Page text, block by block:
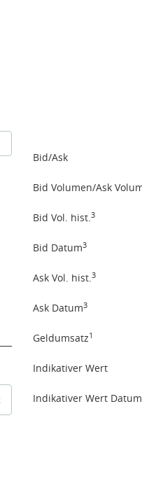
Bid/Ask
Bid Volumen/Ask
Bid Vol. hist.3
Bid Datum3
Ask Vol. hist.3
Ask Datum3
Geldumsatz1
Indikativer Wert
Indikativer Wert Datum